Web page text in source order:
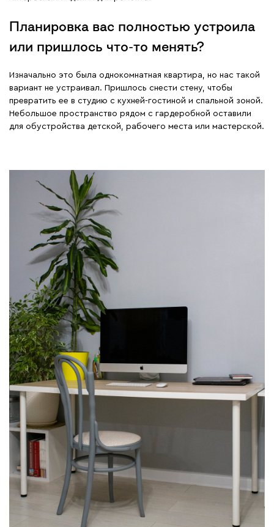
Планировка вас полностью устроила
или пришлось что-то менять?
Изначально это была однокомнатная квартира, но нас такой
вариант не устраивал. Пришлось снести стену, чтобы
превратить ее в студию с кухней-гостиной и спальной зоной.
Небольшое пространство рядом с гардеробной оставили
для обустройства детской, рабочего места или мастерской.